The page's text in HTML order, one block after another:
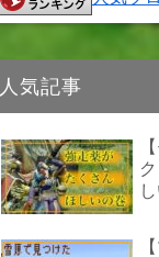
人気記事